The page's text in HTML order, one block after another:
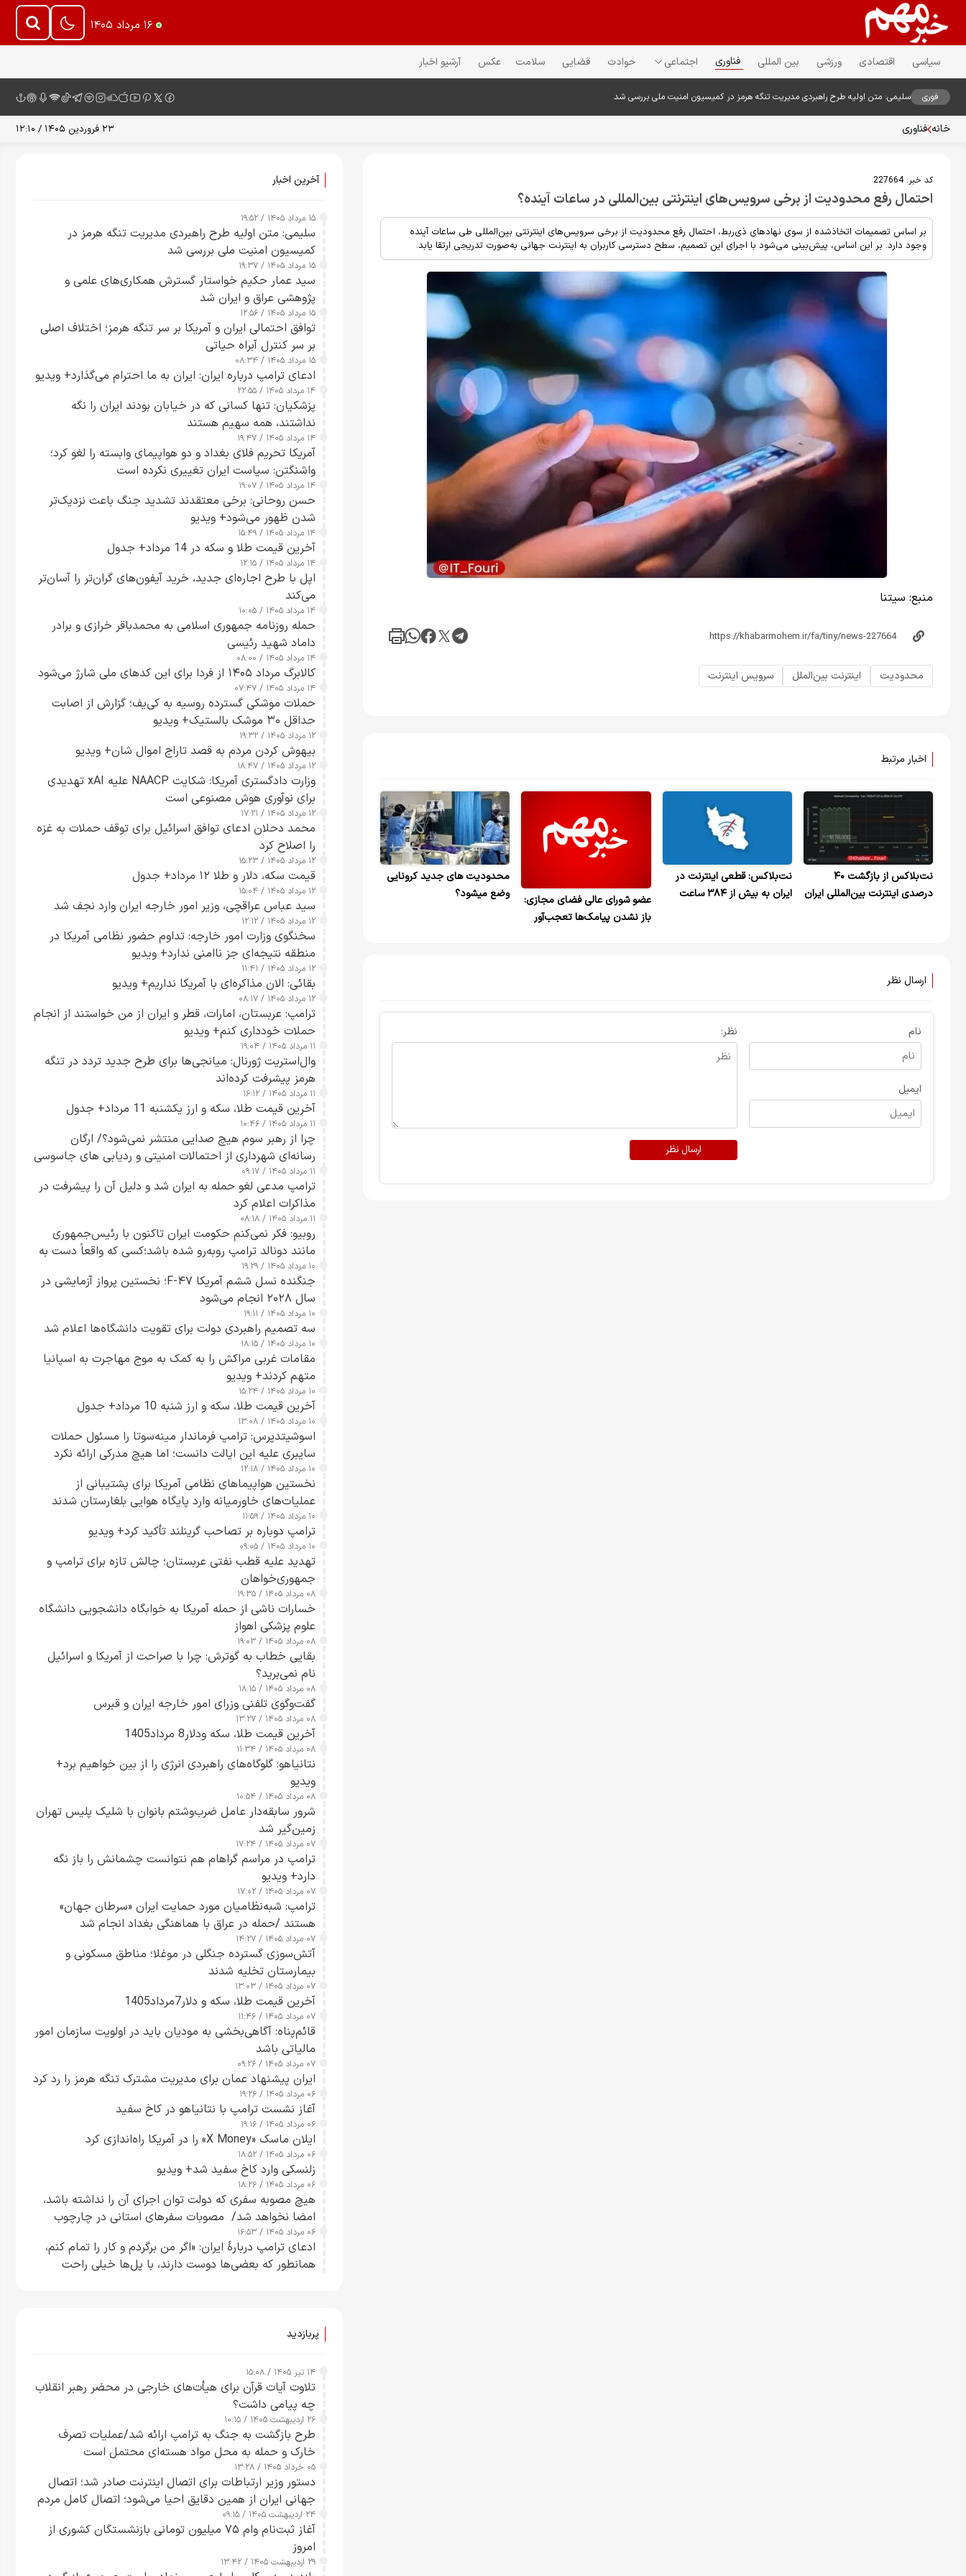
۱۶ مرداد ۱۴۰۵
سیاسی اقتصادی ورزشی بین المللی فناوری اجتماعی حوادث قضایی سلامت عکس آرشیو اخبار
فوری سلیمی: متن اولیه طرح راهبردی مدیریت تنگه هرمز در کمیسیون امنیت ملی بررسی شد
خانه فناوری ۲۳ فروردین ۱۴۰۵ / ۱۲:۱۰
کد خبر:227664
احتمال رفع محدودیت از برخی سرویس‌های اینترنتی بین‌المللی در ساعات آینده؟
بر اساس تصمیمات اتخاذشده از سوی نهادهای ذی‌ربط، احتمال رفع محدودیت از برخی سرویس‌های اینترنتی بین‌المللی طی ساعات آینده
وجود دارد. بر این اساس، پیش‌بینی می‌شود با اجرای این تصمیم، سطح دسترسی کاربران به اینترنت جهانی به‌صورت تدریجی ارتقا یابد.
منبع: سیتنا
محدودیت اینترنت بین‌الملل سرویس اینترنت
اخبار مرتبط
نت‌بلاکس از بازگشت ۴۰
درصدی اینترنت بین‌المللی ایران
نت‌بلاکس: قطعی اینترنت در
ایران به بیش از ۳۸۴ ساعت
عضو شورای عالی فضای مجازی:
باز نشدن پیامک‌ها تعجب‌آور
محدودیت های جدید کرونایی
وضع میشود؟
ارسال نظر
نام
ایمیل
نظر:
ارسال نظر
آخرین اخبار
۱۵ مرداد ۱۴۰۵ / ۱۹:۵۲
سلیمی: متن اولیه طرح راهبردی مدیریت تنگه هرمز در
کمیسیون امنیت ملی بررسی شد
۱۵ مرداد ۱۴۰۵ / ۱۹:۳۷
سید عمار حکیم خواستار گسترش همکاری‌های علمی و
پژوهشی عراق و ایران شد
۱۵ مرداد ۱۴۰۵ / ۱۲:۵۶
توافق احتمالی ایران و آمریکا بر سر تنگه هرمز؛ اختلاف اصلی
بر سر کنترل آبراه حیاتی
۱۵ مرداد ۱۴۰۵ / ۰۸:۳۴
ادعای ترامپ درباره ایران: ایران به ما احترام می‌گذارد+ ویدیو
۱۴ مرداد ۱۴۰۵ / ۲۲:۵۵
پزشکیان: تنها کسانی که در خیابان بودند ایران را نگه
نداشتند، همه سهیم هستند
۱۴ مرداد ۱۴۰۵ / ۱۹:۴۷
آمریکا تحریم فلای بغداد و دو هواپیمای وابسته را لغو کرد؛
واشنگتن: سیاست ایران تغییری نکرده است
۱۴ مرداد ۱۴۰۵ / ۱۹:۰۷
حسن روحانی: برخی معتقدند تشدید جنگ باعث نزدیک‌تر
شدن ظهور می‌شود+ ویدیو
۱۴ مرداد ۱۴۰۵ / ۱۵:۴۹
آخرین قیمت طلا و سکه در 14 مرداد+ جدول
۱۴ مرداد ۱۴۰۵ / ۱۲:۱۵
اپل با طرح اجاره‌ای جدید، خرید آیفون‌های گران‌تر را آسان‌تر
می‌کند
۱۴ مرداد ۱۴۰۵ / ۱۰:۰۵
حمله روزنامه جمهوری اسلامی به محمدباقر خرازی و برادر
داماد شهید رئیسی
۱۴ مرداد ۱۴۰۵ / ۰۸:۰۰
کالابرگ مرداد ۱۴۰۵ از فردا برای این کدهای ملی شارژ می‌شود
۱۴ مرداد ۱۴۰۵ / ۰۷:۴۷
حملات موشکی گسترده روسیه به کی‌یف؛ گزارش از اصابت
حداقل ۳۰ موشک بالستیک+ ویدیو
۱۲ مرداد ۱۴۰۵ / ۱۹:۳۲
بیهوش کردن مردم به قصد تاراج اموال شان+ ویدیو
۱۲ مرداد ۱۴۰۵ / ۱۸:۴۷
وزارت دادگستری آمریکا: شکایت NAACP علیه xAI تهدیدی
برای نوآوری هوش مصنوعی است
۱۲ مرداد ۱۴۰۵ / ۱۷:۲۱
محمد دحلان ادعای توافق اسرائیل برای توقف حملات به غزه
را اصلاح کرد
۱۲ مرداد ۱۴۰۵ / ۱۵:۲۳
قیمت سکه، دلار و طلا ۱۲ مرداد+ جدول
۱۲ مرداد ۱۴۰۵ / ۱۵:۰۴
سید عباس عراقچی، وزیر امور خارجه ایران وارد نجف شد
۱۲ مرداد ۱۴۰۵ / ۱۲:۱۲
سخنگوی وزارت امور خارجه: تداوم حضور نظامی آمریکا در
منطقه نتیجه‌ای جز ناامنی ندارد+ ویدیو
۱۲ مرداد ۱۴۰۵ / ۱۱:۴۱
بقائی: الان مذاکره‌ای با آمریکا نداریم+ ویدیو
۱۲ مرداد ۱۴۰۵ / ۰۸:۱۷
ترامپ: عربستان، امارات، قطر و ایران از من خواستند از انجام
حملات خودداری کنم+ ویدیو
۱۱ مرداد ۱۴۰۵ / ۱۹:۰۴
وال‌استریت ژورنال: میانجی‌ها برای طرح جدید تردد در تنگه
هرمز پیشرفت کرده‌اند
۱۱ مرداد ۱۴۰۵ / ۱۶:۱۲
آخرین قیمت طلا، سکه و ارز یکشنبه 11 مرداد+ جدول
۱۱ مرداد ۱۴۰۵ / ۱۰:۴۶
چرا از رهبر سوم هیچ صدایی منتشر نمی‌شود؟/ ارگان
رسانه‌ای شهرداری از احتمالات امنیتی و ردیابی های جاسوسی
گفت
۱۱ مرداد ۱۴۰۵ / ۰۹:۱۷
ترامپ مدعی لغو حمله به ایران شد و دلیل آن را پیشرفت در
مذاکرات اعلام کرد
۱۱ مرداد ۱۴۰۵ / ۰۸:۱۸
روبیو: فکر نمی‌کنم حکومت ایران تاکنون با رئیس‌جمهوری
مانند دونالد ترامپ روبه‌رو شده باشد؛کسی که واقعاً دست به
اقدام می‌زند
۱۰ مرداد ۱۴۰۵ / ۱۹:۲۹
جنگنده نسل ششم آمریکا F-۴۷؛ نخستین پرواز آزمایشی در
سال ۲۰۲۸ انجام می‌شود
۱۰ مرداد ۱۴۰۵ / ۱۹:۱۱
سه تصمیم راهبردی دولت برای تقویت دانشگاه‌ها اعلام شد
۱۰ مرداد ۱۴۰۵ / ۱۸:۱۵
مقامات غربی مراکش را به کمک به موج مهاجرت به اسپانیا
متهم کردند+ ویدیو
۱۰ مرداد ۱۴۰۵ / ۱۵:۲۴
آخرین قیمت طلا، سکه و ارز شنبه 10 مرداد+ جدول
۱۰ مرداد ۱۴۰۵ / ۱۳:۰۸
اسوشیتدپرس: ترامپ فرماندار مینه‌سوتا را مسئول حملات
سایبری علیه این ایالت دانست؛ اما هیچ مدرکی ارائه نکرد
۱۰ مرداد ۱۴۰۵ / ۱۲:۱۸
نخستین هواپیماهای نظامی آمریکا برای پشتیبانی از
عملیات‌های خاورمیانه وارد پایگاه هوایی بلغارستان شدند
۱۰ مرداد ۱۴۰۵ / ۱۱:۵۹
ترامپ دوباره بر تصاحب گرینلند تأکید کرد+ ویدیو
۱۰ مرداد ۱۴۰۵ / ۰۹:۰۵
تهدید علیه قطب نفتی عربستان؛ چالش تازه برای ترامپ و
جمهوری‌خواهان
۰۸ مرداد ۱۴۰۵ / ۱۹:۳۵
خسارات ناشی از حمله آمریکا به خوابگاه دانشجویی دانشگاه
علوم پزشکی اهواز
۰۸ مرداد ۱۴۰۵ / ۱۹:۰۳
بقایی خطاب به گوترش: چرا با صراحت از آمریکا و اسرائیل
نام نمی‌برید؟
۰۸ مرداد ۱۴۰۵ / ۱۸:۱۵
گفت‌وگوی تلفنی وزرای امور خارجه ایران و قبرس
۰۸ مرداد ۱۴۰۵ / ۱۳:۲۷
آخرین قیمت طلا، سکه ودلار8 مرداد1405
۰۸ مرداد ۱۴۰۵ / ۱۱:۳۴
نتانیاهو: گلوگاه‌های راهبردی انرژی را از بین خواهیم برد+
ویدیو
۰۸ مرداد ۱۴۰۵ / ۱۰:۵۴
شرور سابقه‌دار عامل ضرب‌وشتم بانوان با شلیک پلیس تهران
زمین‌گیر شد
۰۷ مرداد ۱۴۰۵ / ۱۷:۲۴
ترامپ در مراسم گراهام هم نتوانست چشمانش را باز نگه
دارد+ ویدیو
۰۷ مرداد ۱۴۰۵ / ۱۷:۰۲
ترامپ: شبه‌نظامیان مورد حمایت ایران «سرطان جهان»
هستند /حمله در عراق با هماهنگی بغداد انجام شد
۰۷ مرداد ۱۴۰۵ / ۱۴:۲۷
آتش‌سوزی گسترده جنگلی در موغلا؛ مناطق مسکونی و
بیمارستان تخلیه شدند
۰۷ مرداد ۱۴۰۵ / ۱۳:۰۳
آخرین قیمت طلا، سکه و دلار7مرداد1405
۰۷ مرداد ۱۴۰۵ / ۱۱:۴۶
قائم‌پناه: آگاهی‌بخشی به مودیان باید در اولویت سازمان امور
مالیاتی باشد
۰۷ مرداد ۱۴۰۵ / ۰۹:۲۶
ایران پیشنهاد عمان برای مدیریت مشترک تنگه هرمز را رد کرد
۰۶ مرداد ۱۴۰۵ / ۱۹:۲۶
آغاز نشست ترامپ با نتانیاهو در کاخ سفید
۰۶ مرداد ۱۴۰۵ / ۱۹:۱۶
ایلان ماسک «X Money» را در آمریکا راه‌اندازی کرد
۰۶ مرداد ۱۴۰۵ / ۱۸:۵۲
زلنسکی وارد کاخ سفید شد+ ویدیو
۰۶ مرداد ۱۴۰۵ / ۱۸:۲۶
هیچ مصوبه سفری که دولت توان اجرای آن را نداشته باشد،
امضا نخواهد شد/ مصوبات سفرهای استانی در چارچوب
قانون بودجه است+ عکس
۰۶ مرداد ۱۴۰۵ / ۱۶:۵۳
ادعای ترامپ دربارهٔ ایران: «اگر من برگردم و کار را تمام کنم،
همانطور که بعضی‌ها دوست دارند، با پل‌ها خیلی راحت
پربازدید
۱۴ تیر ۱۴۰۵ / ۱۵:۰۸
تلاوت آیات قرآن برای هیأت‌های خارجی در محضر رهبر انقلاب
چه پیامی داشت؟
۲۶ اردیبهشت ۱۴۰۵ / ۱۰:۱۵
طرح‌ بازگشت به جنگ به ترامپ ارائه شد/عملیات تصرف
خارک و حمله به محل مواد هسته‌ای محتمل است
۰۵ خرداد ۱۴۰۵ / ۱۳:۲۸
دستور وزیر ارتباطات برای اتصال اینترنت صادر شد؛ اتصال
جهانی ایران از همین دقایق احیا می‌شود؛ اتصال کامل مردم
تا ۲۴ ساعت آینده
۲۴ اردیبهشت ۱۴۰۵ / ۰۹:۱۵
آغاز ثبت‌نام وام ۷۵ میلیون تومانی بازنشستگان کشوری از
امروز
۲۹ اردیبهشت ۱۴۰۵ / ۱۳:۴۲